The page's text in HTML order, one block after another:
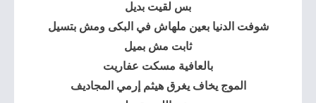
بس لقيت بديل
شوفت الدنيا بعين ملهاش في البكى ومش بتسيل
ثابت مش بميل
بالعافية مسكت عفاريت
الموج يخاف يغرق هيثم إرمي المجاديف